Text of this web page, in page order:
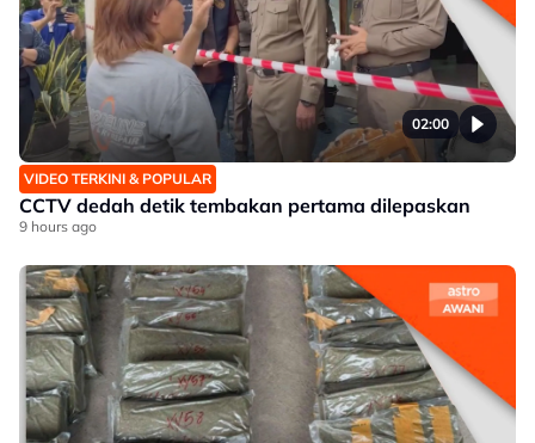
02:00
VIDEO TERKINI & POPULAR
CCTV dedah detik tembakan pertama dilepaskan
9 hours ago